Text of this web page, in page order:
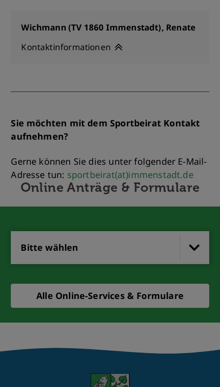
Wichmann (TV 1860 Immenstadt), Renate
Kontaktinformationen
Sie möchten mit dem Sportbeirat Kontakt
aufnehmen?
Gerne können Sie dies unter folgender E-Mail-
Adresse tun: sportbeirat(at)immenstadt.de
Online Anträge & Formulare
Bitte wählen
Alle Online-Services & Formulare